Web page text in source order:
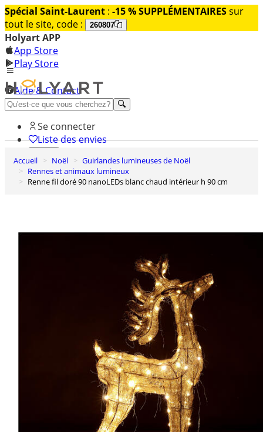
Spécial Saint-Laurent : -15 % SUPPLÉMENTAIRESsur
tout le site, code :
260807
Holyart APP
App Store
Play Store
Aide & Contact
Découvrez Premium
Se connecter
Liste des envies
0
Panier
Accueil Noël
Guirlandes lumineuses de Noël
Rennes et animaux lumineux
Renne fil doré 90 nanoLEDs blanc chaud intérieur h 90 cm